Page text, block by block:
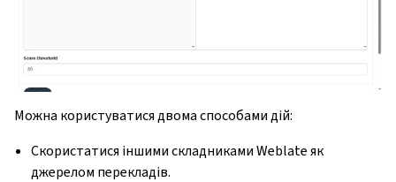
Можна користуватися двома способами дій:
Скористатися іншими складниками Weblate як
джерелом перекладів.